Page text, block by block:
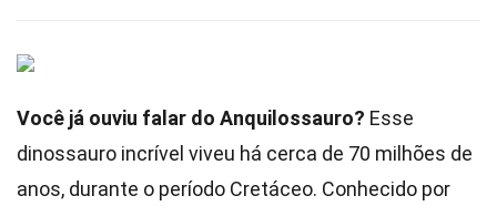
Você já ouviu falar do Anquilossauro? Esse
dinossauro incrível viveu há cerca de 70 milhões de
anos, durante o período Cretáceo. Conhecido por